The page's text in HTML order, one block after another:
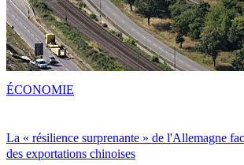
La « résilience surprenante » de l'Allemagne
des exportations chinoises
ÉCONOMIE